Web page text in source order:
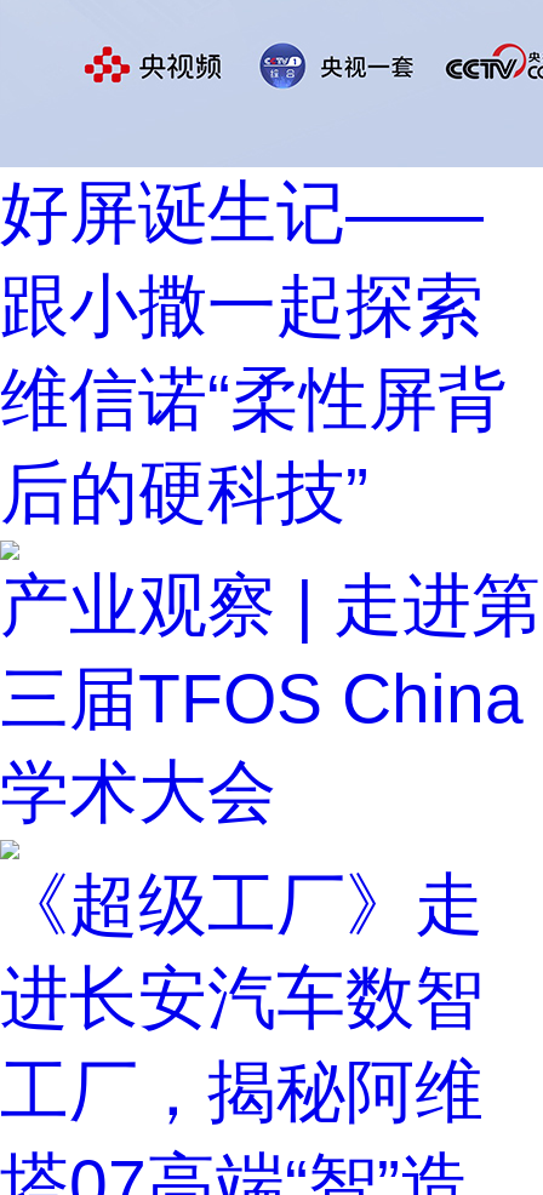
好屏诞生记——
跟小撒一起探索
维信诺“柔性屏背
后的硬科技”
产业观察 | 走进第
三届TFOS China
学术大会
《超级工厂》走
进长安汽车数智
工厂，揭秘阿维